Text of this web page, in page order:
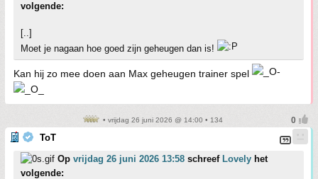
volgende:
[..]
Moet je nagaan hoe goed zijn geheugen dan is!
Kan hij zo mee doen aan Max geheugen trainer spel
• vrijdag 26 juni 2026 @ 14:00 • 134
ToT
Op vrijdag 26 juni 2026 13:58 schreef Lovely het
volgende: